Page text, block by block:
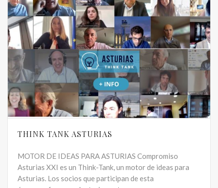
THINK TANK ASTURIAS
MOTOR DE IDEAS PARA ASTURIAS Compromiso
Asturias XXI es un Think-Tank, un motor de ideas para
Asturias. Los socios que participan de esta